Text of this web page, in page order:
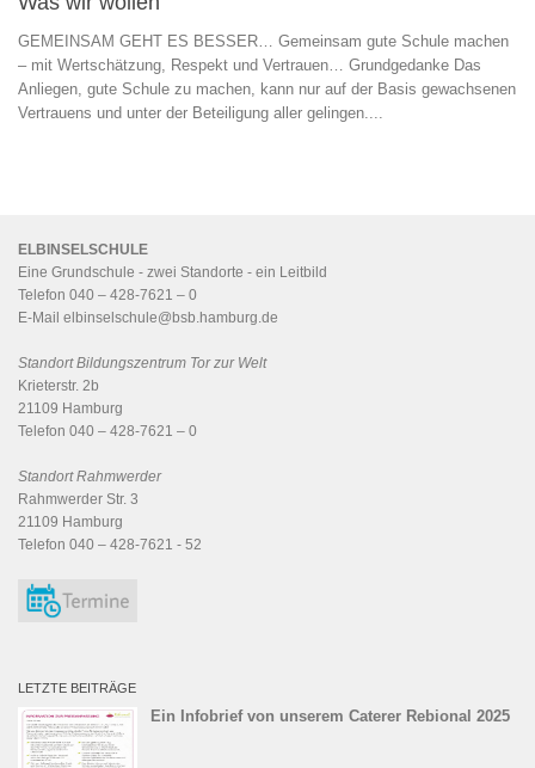
GEMEINSAM GEHT ES BESSER… Gemeinsam gute Schule machen
– mit Wertschätzung, Respekt und Vertrauen… Grundgedanke Das
Anliegen, gute Schule zu machen, kann nur auf der Basis gewachsenen
Vertrauens und unter der Beteiligung aller gelingen....
ELBINSELSCHULE
Eine Grundschule - zwei Standorte - ein Leitbild
Telefon 040 – 428-7621 – 0
E-Mail elbinselschule@bsb.hamburg.de
Standort Bildungszentrum Tor zur Welt
Krieterstr. 2b
21109 Hamburg
Telefon 040 – 428-7621 – 0
Standort Rahmwerder
Rahmwerder Str. 3
21109 Hamburg
Telefon 040 – 428-7621 - 52
LETZTE BEITRÄGE
Ein Infobrief von unserem Caterer Rebional 2025